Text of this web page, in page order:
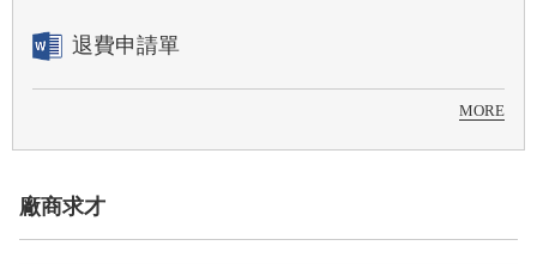
退費申請單
MORE
廠商求才